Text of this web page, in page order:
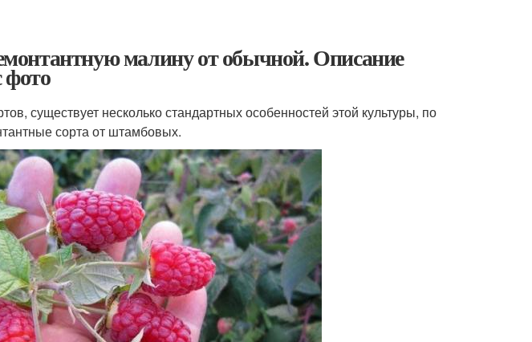
малину от обычной. Описание
существует несколько стандартных особенностей этой культуры, по
сорта от штамбовых.